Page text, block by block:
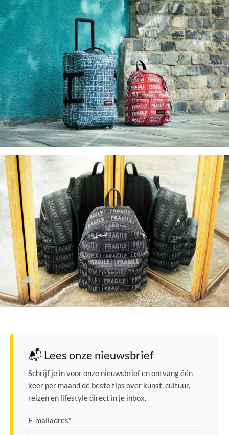
📬 Lees onze nieuwsbrief
Schrijf je in voor onze nieuwsbrief en ontvang één
keer per maand de beste tips over kunst, cultuur,
reizen en lifestyle direct in je inbox.
E-mailadres*